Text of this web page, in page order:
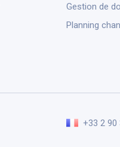
Gestion de
Planning
+33 2 90